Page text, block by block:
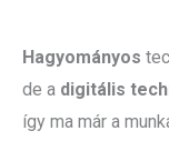
Hagyományos
de a digitális
így ma már a